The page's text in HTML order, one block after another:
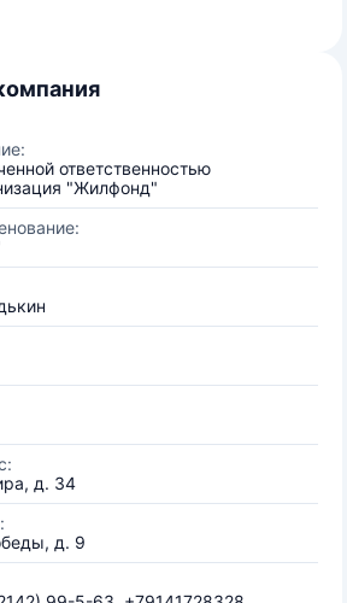
ответственностью
"Жилфонд"
д. 34
д. 9